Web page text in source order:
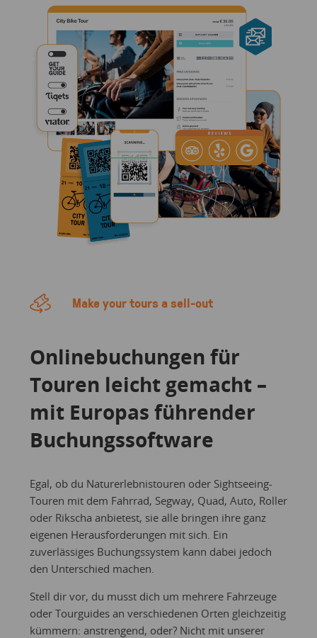
Make your tours a sell-out
Onlinebuchungen für
Touren leicht gemacht –
mit Europas führender
Buchungssoftware
Egal, ob du Naturerlebnistouren oder Sightseeing-
Touren mit dem Fahrrad, Segway, Quad, Auto, Roller
oder Rikscha anbietest, sie alle bringen ihre ganz
eigenen Herausforderungen mit sich. Ein
zuverlässiges Buchungssystem kann dabei jedoch
den Unterschied machen.
Stell dir vor, du musst dich um mehrere Fahrzeuge
oder Tourguides an verschiedenen Orten gleichzeitig
kümmern: anstrengend, oder? Nicht mit unserer